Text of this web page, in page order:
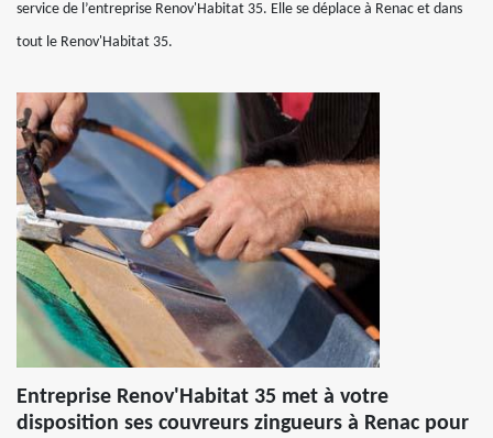
service de l’entreprise Renov'Habitat 35. Elle se déplace à Renac et dans
tout le Renov'Habitat 35.
Entreprise Renov'Habitat 35 met à votre
disposition ses couvreurs zingueurs à Renac pour